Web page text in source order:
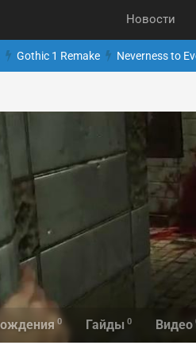
Новости
Gothic 1 Remake Neverness to
0 Гайды 0 Видео